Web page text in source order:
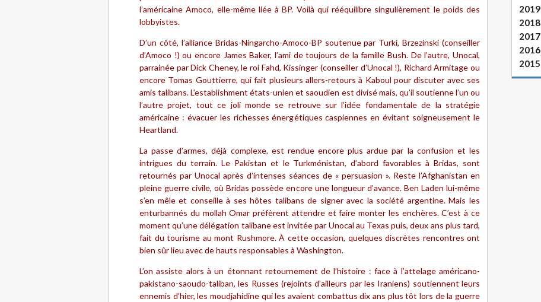
l’américaine Amoco, elle-même liée à BP. Voilà qui rééquilibre singulièrement le poids des
lobbyistes.
D’un côté, l’alliance Bridas-Ningarcho-Amoco-BP soutenue par Turki, Brzezinski (conseiller
d’Amoco !) ou encore James Baker, l’ami de toujours de la famille Bush. De l’autre, Unocal,
parrainée par Dick Cheney, le roi Fahd, Kissinger (conseiller d’Unocal !), Richard Armitage ou
encore Tomas Gouttierre, qui fait plusieurs allers-retours à Kaboul pour discuter avec ses
amis talibans. L’establishment états-unien et saoudien est divisé mais, qu’il soutienne l’un ou
l’autre projet, tout ce joli monde se retrouve sur l’idée fondamentale de la stratégie
américaine : évacuer les richesses énergétiques caspiennes en évitant soigneusement le
Heartland.
La passe d’armes, déjà complexe, est rendue encore plus ardue par la confusion et les
intrigues du terrain. Le Pakistan et le Turkménistan, d’abord favorables à Bridas, sont
retournés par Unocal après d’intenses séances de « persuasion ». Reste l’Afghanistan en
pleine guerre civile, où Bridas possède encore une longueur d’avance. Ben Laden lui-même
s’en mêle et conseille à ses hôtes talibans de signer avec la société argentine. Mais les
enturbannés du mollah Omar préfèrent attendre et faire monter les enchères. C’est à ce
moment qu’une délégation talibane est invitée par Unocal au Texas puis, deux ans plus tard,
fait du tourisme au mont Rushmore. À cette occasion, quelques discrètes rencontres ont
bien sûr lieu avec de hauts responsables à Washington.
L’on assiste alors à un étonnant retournement de l’histoire : face à l’attelage américano-
pakistano-saoudo-taliban, les Russes (rejoints d’ailleurs par les Iraniens) soutiennent leurs
ennemis d’hier, les moudjahidine qui les avaient combattus dix ans plus tôt lors de la guerre
2019
2018
2017
2016
2015